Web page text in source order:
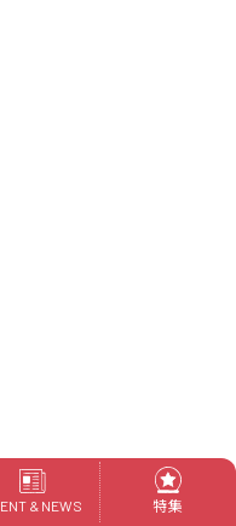
& NEWS 特集